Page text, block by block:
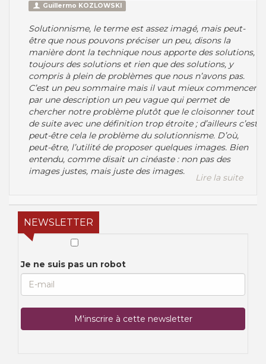
Guillermo KOZLOWSKI
Solutionnisme, le terme est assez imagé, mais peut-
être que nous pouvons préciser un peu, disons la
manière dont la technique nous apporte des solutions,
toujours des solutions et rien que des solutions, y
compris à plein de problèmes que nous n’avons pas.
C’est un peu sommaire mais il vaut mieux commencer
par une description un peu vague qui permet de
chercher notre problème plutôt que le cloisonner tout
de suite avec une définition trop étroite ; d’ailleurs c’est
peut-être cela le problème du solutionnisme. D’où,
peut-être, l’utilité de proposer quelques images. Bien
entendu, comme disait un cinéaste : non pas des
images justes, mais juste des images.
Lire la suite
NEWSLETTER
Je ne suis pas un robot